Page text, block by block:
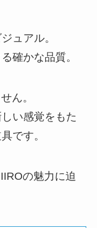
ュアル。
確かな品質。
ん。
い感覚をもた
です。
の魅力に迫